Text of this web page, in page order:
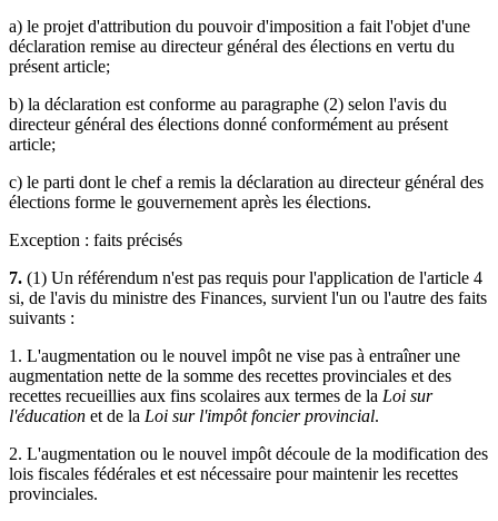
a) le projet d'attribution du pouvoir d'imposition a fait l'objet d'une
déclaration remise au directeur général des élections en vertu du
présent article;
b) la déclaration est conforme au paragraphe (2) selon l'avis du
directeur général des élections donné conformément au présent
article;
c) le parti dont le chef a remis la déclaration au directeur général des
élections forme le gouvernement après les élections.
Exception : faits précisés
7. (1) Un référendum n'est pas requis pour l'application de l'article 4
si, de l'avis du ministre des Finances, survient l'un ou l'autre des faits
suivants :
1. L'augmentation ou le nouvel impôt ne vise pas à entraîner une
augmentation nette de la somme des recettes provinciales et des
recettes recueillies aux fins scolaires aux termes de la Loi sur
l'éducation et de la Loi sur l'impôt foncier provincial.
2. L'augmentation ou le nouvel impôt découle de la modification des
lois fiscales fédérales et est nécessaire pour maintenir les recettes
provinciales.